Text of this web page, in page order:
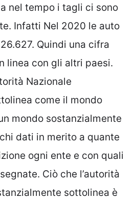
nel tempo i tagli ci sono
Infatti Nel 2020 le auto
Quindi una cifra
linea con gli altri paesi.
Nazionale
come il mondo
mondo sostanzialmente
dati in merito a quante
ogni ente e con quali
Ciò che l’autorità
sottolinea è